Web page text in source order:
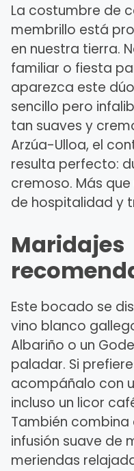
La costumbre de
membrillo está
en nuestra tierra.
familiar o fiesta
aparezca este
sencillo pero
tan suaves y
Arzúa-Ulloa, el
resulta perfecto:
cremoso. Más
de hospitalidad y
Maridajes
Este bocado se
vino blanco
Albariño o un
paladar. Si
acompáñalo con
incluso un licor
También
infusión suave de
meriendas